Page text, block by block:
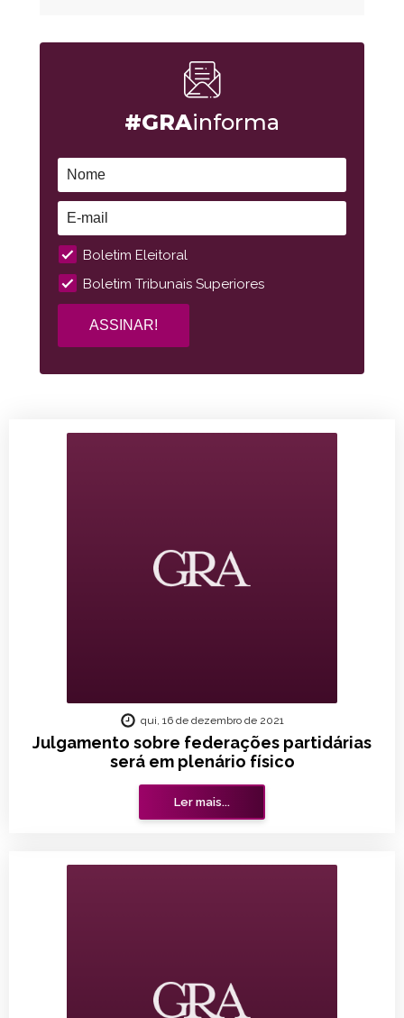
Julgamento sobre federações partidárias
será em plenário físico
qui, 16 de dezembro de 2021
Ler mais...
#GRAinforma
Boletim Eleitoral
Boletim Tribunais Superiores